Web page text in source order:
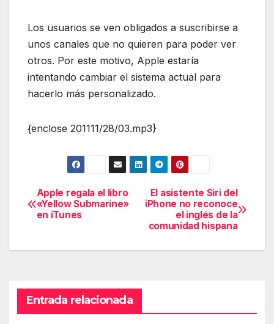
Los usuarios se ven obligados a suscribirse a
unos canales que no quieren para poder ver
otros. Por este motivo, Apple estaría
intentando cambiar el sistema actual para
hacerlo más personalizado.
{enclose 201111/28/03.mp3}
Navegación
de
entradas
El asistente Siri del
iPhone no reconoce
el inglés de la
comunidad hispana
Apple regala el libro
«Yellow Submarine»
en iTunes
Entrada relacionada